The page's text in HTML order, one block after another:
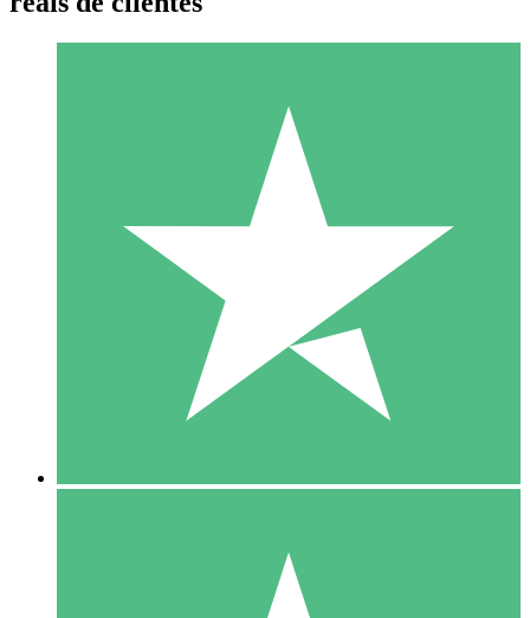
Pacotes de Créditos Individuais
Pague conforme o uso com créditos de download. Sem
1000
10 Downloads
20 00